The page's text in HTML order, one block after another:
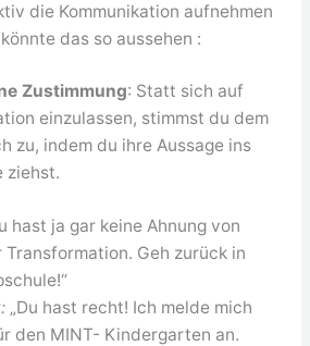
die Kommunikation aufnehmen
das so aussehen :
Zustimmung: Statt sich auf
einzulassen, stimmst du dem
zu, indem du ihre Aussage ins
ziehst.
hast ja gar keine Ahnung von
Geh zurück in
„Du hast recht! Ich melde mich
den MINT- Kindergarten an.